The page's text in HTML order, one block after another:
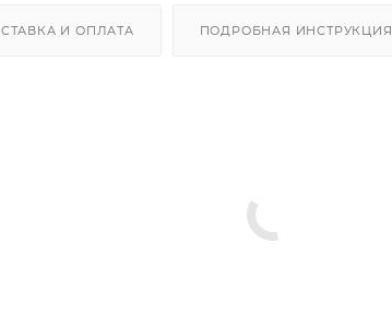
И ОПЛАТА ПОДРОБНАЯ ИНСТРУКЦИЯ